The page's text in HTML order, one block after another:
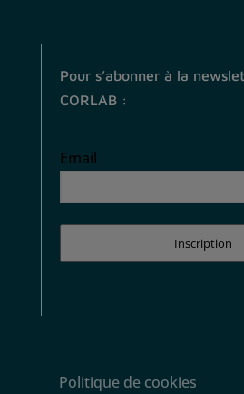
Pour s’abonner à la
CORLAB :
Email
Inscription
Politique de cookies